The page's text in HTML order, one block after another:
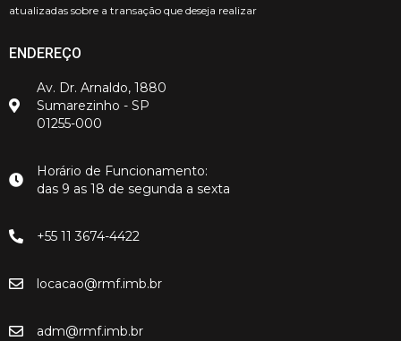
atualizadas sobre a transação que deseja realizar
ENDEREÇO
Av. Dr. Arnaldo, 1880
Sumarezinho - SP
01255-000
Horário de Funcionamento:
das 9 as 18 de segunda a sexta
+55 11 3674-4422
locacao@rmf.imb.br
adm@rmf.imb.br